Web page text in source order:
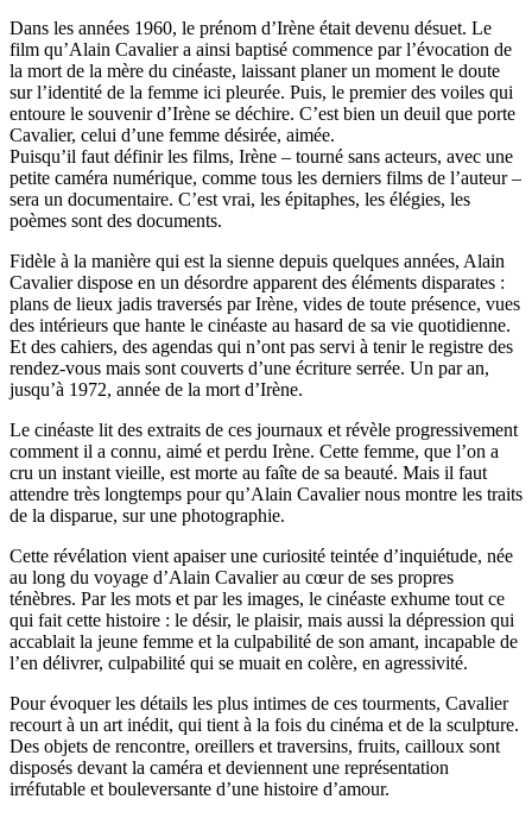
Dans les années 1960, le prénom d’Irène était devenu désuet. Le
film qu’Alain Cavalier a ainsi baptisé commence par l’évocation de
la mort de la mère du cinéaste, laissant planer un moment le doute
sur l’identité de la femme ici pleurée. Puis, le premier des voiles qui
entoure le souvenir d’Irène se déchire. C’est bien un deuil que porte
Cavalier, celui d’une femme désirée, aimée.
Puisqu’il faut définir les films, Irène – tourné sans acteurs, avec une
petite caméra numérique, comme tous les derniers films de l’auteur –
sera un documentaire. C’est vrai, les épitaphes, les élégies, les
poèmes sont des documents.
Fidèle à la manière qui est la sienne depuis quelques années, Alain
Cavalier dispose en un désordre apparent des éléments disparates :
plans de lieux jadis traversés par Irène, vides de toute présence, vues
des intérieurs que hante le cinéaste au hasard de sa vie quotidienne.
Et des cahiers, des agendas qui n’ont pas servi à tenir le registre des
rendez-vous mais sont couverts d’une écriture serrée. Un par an,
jusqu’à 1972, année de la mort d’Irène.
Le cinéaste lit des extraits de ces journaux et révèle progressivement
comment il a connu, aimé et perdu Irène. Cette femme, que l’on a
cru un instant vieille, est morte au faîte de sa beauté. Mais il faut
attendre très longtemps pour qu’Alain Cavalier nous montre les traits
de la disparue, sur une photographie.
Cette révélation vient apaiser une curiosité teintée d’inquiétude, née
au long du voyage d’Alain Cavalier au cœur de ses propres
ténèbres. Par les mots et par les images, le cinéaste exhume tout ce
qui fait cette histoire : le désir, le plaisir, mais aussi la dépression qui
accablait la jeune femme et la culpabilité de son amant, incapable de
l’en délivrer, culpabilité qui se muait en colère, en agressivité.
Pour évoquer les détails les plus intimes de ces tourments, Cavalier
recourt à un art inédit, qui tient à la fois du cinéma et de la sculpture.
Des objets de rencontre, oreillers et traversins, fruits, cailloux sont
disposés devant la caméra et deviennent une représentation
irréfutable et bouleversante d’une histoire d’amour.